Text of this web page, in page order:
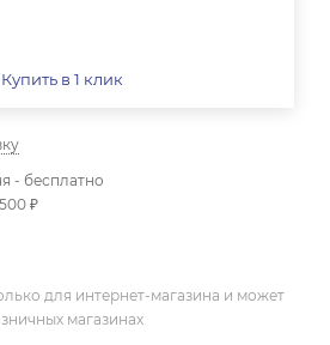
Купить в 1 клик
- бесплатно
₽
для интернет-магазина и может
магазинах